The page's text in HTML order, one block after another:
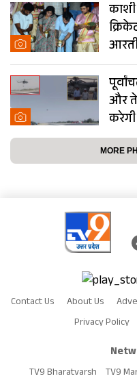
और
MORE
Contact Us About Us
Privacy Policy
TV9 Bharatvarsh TV9